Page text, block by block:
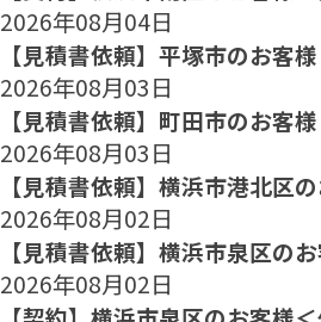
2026年08月04日
【見積書依頼】平塚市のお客様
2026年08月03日
【見積書依頼】町田市のお客様
2026年08月03日
【見積書依頼】横浜市港北区
2026年08月02日
【見積書依頼】横浜市泉区の
2026年08月02日